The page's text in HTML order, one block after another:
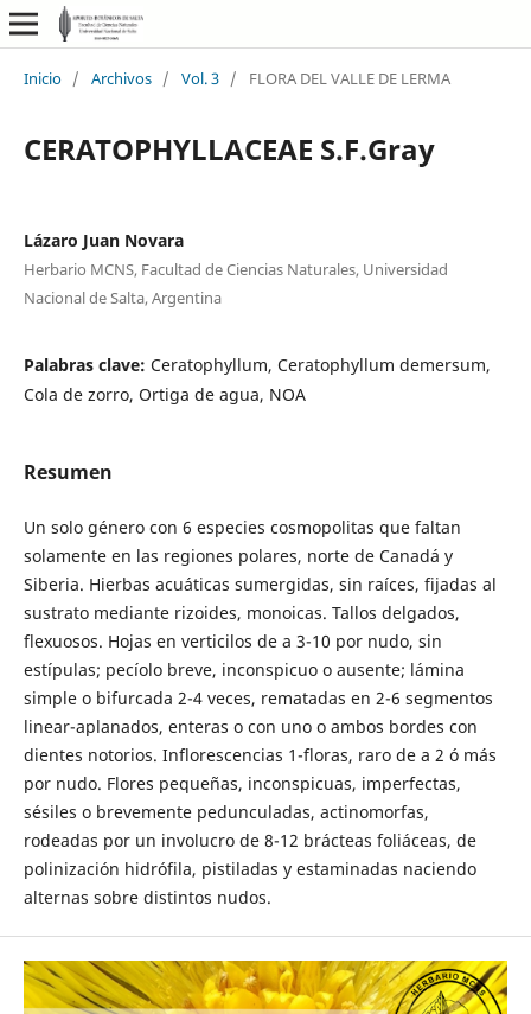
Inicio / Archivos / Vol. 3 / FLORA DEL VALLE DE LERMA
CERATOPHYLLACEAE S.F.Gray
Lázaro Juan Novara
Herbario MCNS, Facultad de Ciencias Naturales, Universidad
Nacional de Salta, Argentina
Palabras clave: Ceratophyllum, Ceratophyllum demersum,
Cola de zorro, Ortiga de agua, NOA
Resumen
Un solo género con 6 especies cosmopolitas que faltan
solamente en las regiones polares, norte de Canadá y
Siberia. Hierbas acuáticas sumergidas, sin raíces, fijadas al
sustrato mediante rizoides, monoicas. Tallos delgados,
flexuosos. Hojas en verticilos de a 3-10 por nudo, sin
estípulas; pecíolo breve, inconspicuo o ausente; lámina
simple o bifurcada 2-4 veces, rematadas en 2-6 segmentos
linear-aplanados, enteras o con uno o ambos bordes con
dientes notorios. Inflorescencias 1-floras, raro de a 2 ó más
por nudo. Flores pequeñas, inconspicuas, imperfectas,
sésiles o brevemente pedunculadas, actinomorfas,
rodeadas por un involucro de 8-12 brácteas foliáceas, de
polinización hidrófila, pistiladas y estaminadas naciendo
alternas sobre distintos nudos.